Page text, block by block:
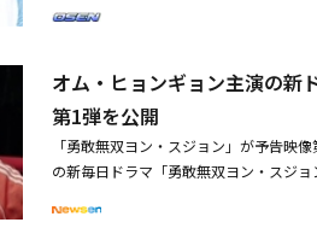
してほしい」と応援のメッセージを届
る」と伝えた。詳細は、935エンターテ
Instagramである99AUDITIONを通じて確認することができる。
to AUDITION(@99audition)がシェアし
した。韓国で5月6日に放送がスタート
ュ（ソ・ジュニョン）が繰り広げる、
「勇敢無双ヨン・スジョン」予告映像
マ「勇敢無双ヨン・スジョン」出演ライ
オム・ヒョンギョン主演の新
第1弾を公開
「勇敢無双ヨン・スジョン」が予告映
の新毎日ドラマ「勇敢無双ヨン・スジ
な女性ヨン・スジョン（オム・ヒョン